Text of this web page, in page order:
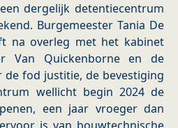
dergelijk detentiecentrum
Burgemeester Tania De
na overleg met het kabinet
Van Quickenborne en de
fod justitie, de bevestiging
wellicht begin 2024 de
een jaar vroeger dan